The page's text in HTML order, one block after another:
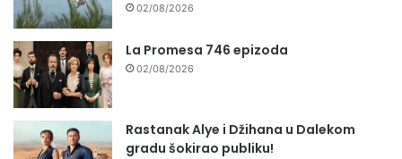
02/08/2026
La Promesa 746 epizoda
02/08/2026
Rastanak Alye i Džihana u Dalekom
gradu šokirao publiku!